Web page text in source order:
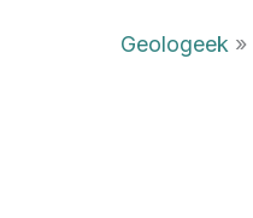
Geologeek »